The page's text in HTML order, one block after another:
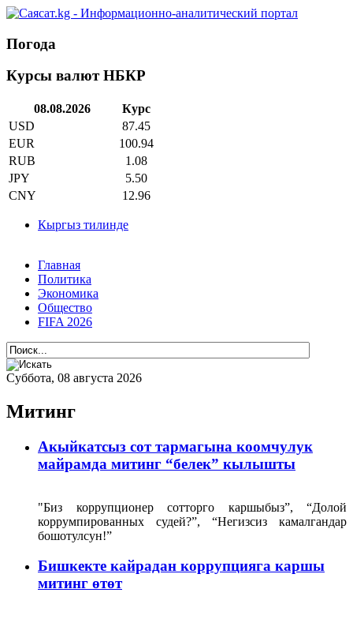
Погода
Курсы валют НБКР
08.08.2026
Курс
USD
87.45
EUR
100.94
RUB
1.08
JPY
5.50
CNY
12.96
Кыргыз тилинде
Главная
Политика
Экономика
Общество
FIFA 2026
Суббота, 08 августа 2026
Митинг
Акыйкатсыз сот тармагына коомчулук
майрамда митинг “белек” кылышты
"Биз коррупционер сотторго каршыбыз”, “Долой
коррумпированных судей?”, “Негизсиз камалгандар
бошотулсун!”
Бишкекте кайрадан коррупцияга каршы
митинг өтөт